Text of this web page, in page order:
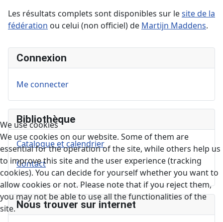
Les résultats complets sont disponibles sur lesite de la
fédération ou celui (non officiel) de Martijn Maddens.
Connexion
Me connecter
Bibliothèque
Catalogue et calendrier
Contact
Nous trouver sur internet
We use cookies
We use cookies on our website. Some of them are
essential for the operation of the site, while others help us
to improve this site and the user experience (tracking
cookies). You can decide for yourself whether you want to
allow cookies or not. Please note that if you reject them,
you may not be able to use all the functionalities of the
site.